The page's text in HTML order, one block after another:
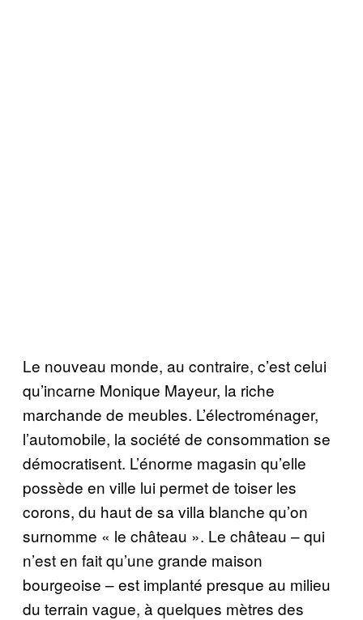
Le nouveau monde, au contraire, c’est celui
qu’incarne Monique Mayeur, la riche
marchande de meubles. L’électroménager,
l’automobile, la société de consommation se
démocratisent. L’énorme magasin qu’elle
possède en ville lui permet de toiser les
corons, du haut de sa villa blanche qu’on
surnomme « le château ». Le château – qui
n’est en fait qu’une grande maison
bourgeoise – est implanté presque au milieu
du terrain vague, à quelques mètres des